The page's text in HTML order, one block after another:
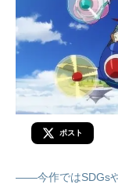
ポスト
――今作ではSDGs